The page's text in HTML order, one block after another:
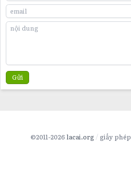
Gửi
©2011-2026 lacai.org giấy phép